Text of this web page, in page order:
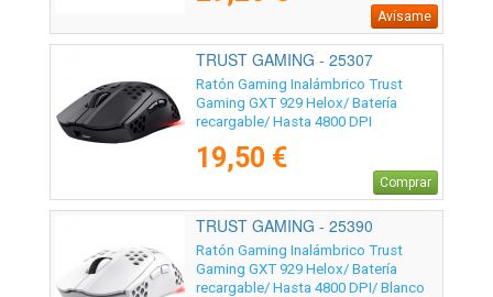
Avísame
TRUST GAMING - 25307
Ratón Gaming Inalámbrico Trust
Gaming GXT 929 Helox/ Batería
recargable/ Hasta 4800 DPI
19,50 €
Comprar
TRUST GAMING - 25390
Ratón Gaming Inalámbrico Trust
Gaming GXT 929 Helox/ Batería
recargable/ Hasta 4800 DPI/ Blanco